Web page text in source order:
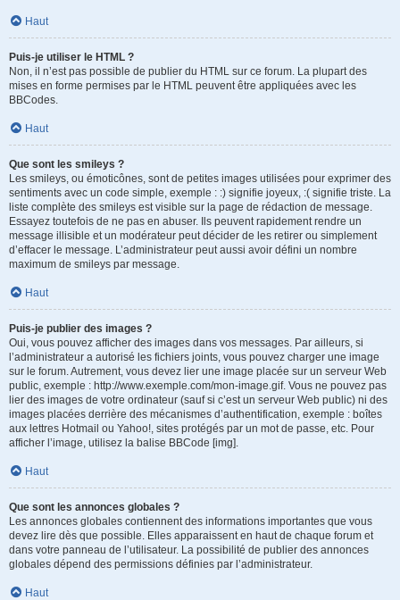
Haut
Puis-je utiliser le HTML ?
Non, il n’est pas possible de publier du HTML sur ce forum. La plupart des
mises en forme permises par le HTML peuvent être appliquées avec les
BBCodes.
Haut
Que sont les smileys ?
Les smileys, ou émoticônes, sont de petites images utilisées pour exprimer des
sentiments avec un code simple, exemple : :) signifie joyeux, :( signifie triste. La
liste complète des smileys est visible sur la page de rédaction de message.
Essayez toutefois de ne pas en abuser. Ils peuvent rapidement rendre un
message illisible et un modérateur peut décider de les retirer ou simplement
d’effacer le message. L’administrateur peut aussi avoir défini un nombre
maximum de smileys par message.
Haut
Puis-je publier des images ?
Oui, vous pouvez afficher des images dans vos messages. Par ailleurs, si
l’administrateur a autorisé les fichiers joints, vous pouvez charger une image
sur le forum. Autrement, vous devez lier une image placée sur un serveur Web
public, exemple : http://www.exemple.com/mon-image.gif. Vous ne pouvez pas
lier des images de votre ordinateur (sauf si c’est un serveur Web public) ni des
images placées derrière des mécanismes d’authentification, exemple : boîtes
aux lettres Hotmail ou Yahoo!, sites protégés par un mot de passe, etc. Pour
afficher l’image, utilisez la balise BBCode [img].
Haut
Que sont les annonces globales ?
Les annonces globales contiennent des informations importantes que vous
devez lire dès que possible. Elles apparaissent en haut de chaque forum et
dans votre panneau de l’utilisateur. La possibilité de publier des annonces
globales dépend des permissions définies par l’administrateur.
Haut